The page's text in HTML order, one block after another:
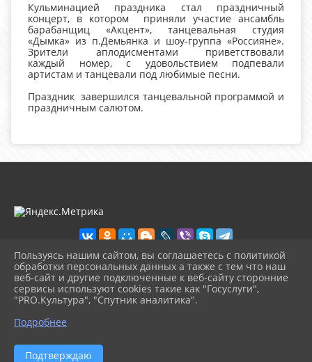
​Кульминацией праздника стал праздничный
концерт, в котором приняли участие ансамбль
барабанщиц «Акцент», танцевальная студия
«Дымка» из п.Демьянка и шоу-группа «Россияне».
Зрители аплодисментами приветствовали
каждый номер, с удовольствием подпевали
артистам и танцевали под любимые песни.
​Праздник завершился танцевальной программой и
праздничным салютом.
2026 г. kultura-uvat.ru
Вход
Карта сайта
Политика обработки персональных данных
Сделано на KubCMS
Разработка и поддержка
Пользуясь нашим сайтом, вы соглашаетесь с политикой
обработки персональных данных а также с тем что наш
веб-сайт и другие подключенные к веб-сайту сторонние
сервисы используют cookies такие как "Госуслуги",
"PRO.Культура", "Спутник аналитика".
Подробнее
Подтверждаю